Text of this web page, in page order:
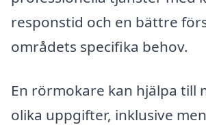
responstid och en bättre
områdets specifika behov.
En rörmokare kan hjälpa till
olika uppgifter, inklusive